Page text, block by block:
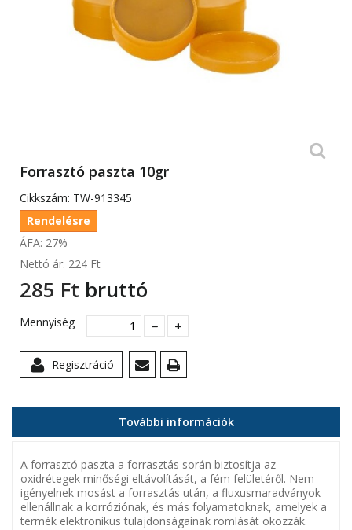
Forrasztó paszta 10gr
Cikkszám: TW-913345
Rendelésre
ÁFA: 27%
Nettó ár: 224 Ft‎
285 Ft‎ bruttó
Mennyiség
Regisztráció
További információk
A forrasztó paszta a forrasztás során biztosítja az
oxidrétegek minőségi eltávolítását, a fém felületéről. Nem
igényelnek mosást a forrasztás után, a fluxusmaradványok
ellenállnak a korróziónak, és más folyamatoknak, amelyek a
termék elektronikus tulajdonságainak romlását okozzák.